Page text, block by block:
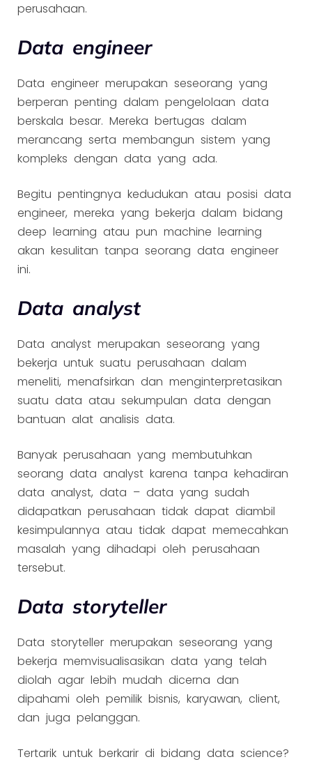
perusahaan.
Data engineer
Data engineer merupakan seseorang yang
berperan penting dalam pengelolaan data
berskala besar. Mereka bertugas dalam
merancang serta membangun sistem yang
kompleks dengan data yang ada.
Begitu pentingnya kedudukan atau posisi data
engineer, mereka yang bekerja dalam bidang
deep learning atau pun machine learning
akan kesulitan tanpa seorang data engineer
ini.
Data analyst
Data analyst merupakan seseorang yang
bekerja untuk suatu perusahaan dalam
meneliti, menafsirkan dan menginterpretasikan
suatu data atau sekumpulan data dengan
bantuan alat analisis data.
Banyak perusahaan yang membutuhkan
seorang data analyst karena tanpa kehadiran
data analyst, data – data yang sudah
didapatkan perusahaan tidak dapat diambil
kesimpulannya atau tidak dapat memecahkan
masalah yang dihadapi oleh perusahaan
tersebut.
Data storyteller
Data storyteller merupakan seseorang yang
bekerja memvisualisasikan data yang telah
diolah agar lebih mudah dicerna dan
dipahami oleh pemilik bisnis, karyawan, client,
dan juga pelanggan.
Tertarik untuk berkarir di bidang data science?